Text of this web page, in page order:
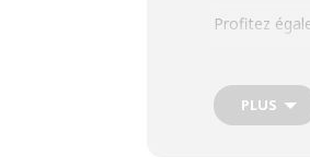
Profitez
Parking:
PLUS